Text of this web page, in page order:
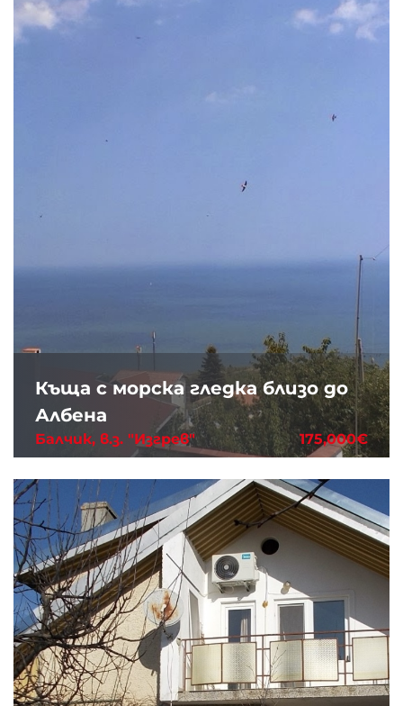
Къща с морска гледка близо до
Албена
Балчик, в.з. "Изгрев" 175,000€